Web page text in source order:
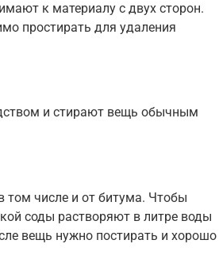
к материалу с двух сторон.
простирать для удаления
и стирают вещь обычным
том числе и от битума. Чтобы
соды растворяют в литре воды
вещь нужно постирать и хорошо